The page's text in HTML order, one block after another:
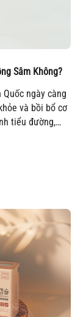
Sâm Không?
ngày càng
và bồi bổ cơ
tiểu đường,